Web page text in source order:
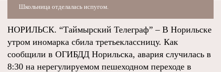
Школьница отделалась испугом.
НОРИЛЬСК. “Таймырский Телеграф” – В Норильске
утром иномарка сбила третьеклассницу. Как
сообщили в ОГИБДД Норильска, авария случилась в
8:30 на нерегулируемом пешеходном переходе в